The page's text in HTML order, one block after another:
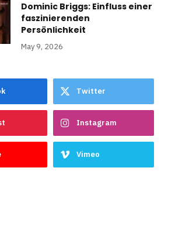
Dominic Briggs: Einfluss einer
faszinierenden
Persönlichkeit
May 9, 2026
Twitter
Instagram
Vimeo